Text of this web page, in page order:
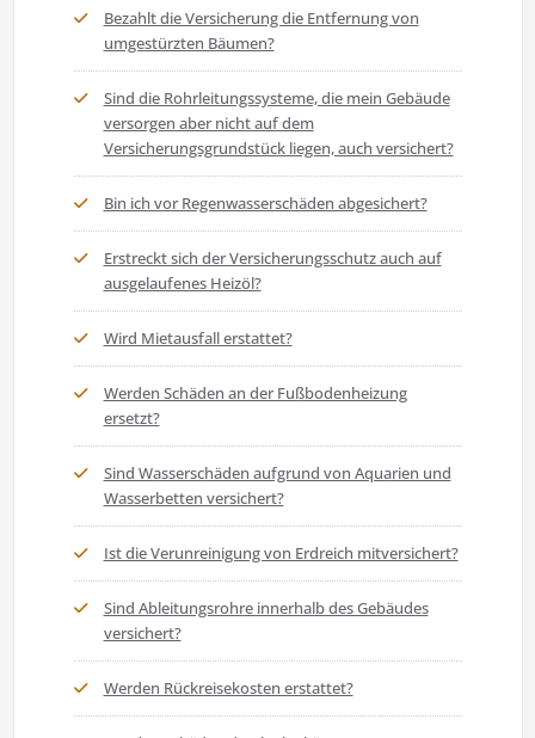
Bezahlt die Versicherung die Entfernung von
umgestürzten Bäumen?
Sind die Rohrleitungssysteme, die mein Gebäude
versorgen aber nicht auf dem
Versicherungsgrundstück liegen, auch versichert?
Bin ich vor Regenwasserschäden abgesichert?
Erstreckt sich der Versicherungsschutz auch auf
ausgelaufenes Heizöl?
Wird Mietausfall erstattet?
Werden Schäden an der Fußbodenheizung
ersetzt?
Sind Wasserschäden aufgrund von Aquarien und
Wasserbetten versichert?
Ist die Verunreinigung von Erdreich mitversichert?
Sind Ableitungsrohre innerhalb des Gebäudes
versichert?
Werden Rückreisekosten erstattet?